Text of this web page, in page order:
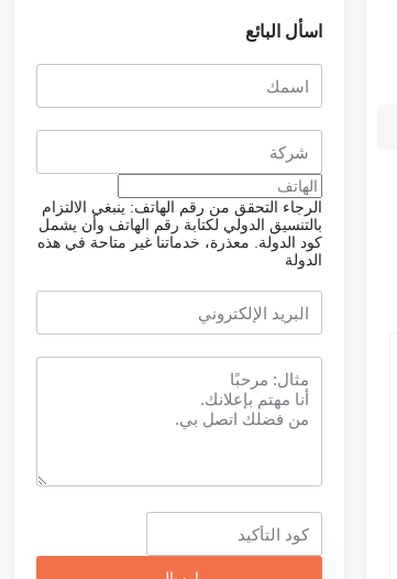
اسأل البائع
الرجاء التحقق من رقم الهاتف: ينبغي الالتزام
بالتنسيق الدولي لكتابة رقم الهاتف وأن يشمل
كود الدولة.
معذرة، خدماتنا غير متاحة في هذه
الدولة